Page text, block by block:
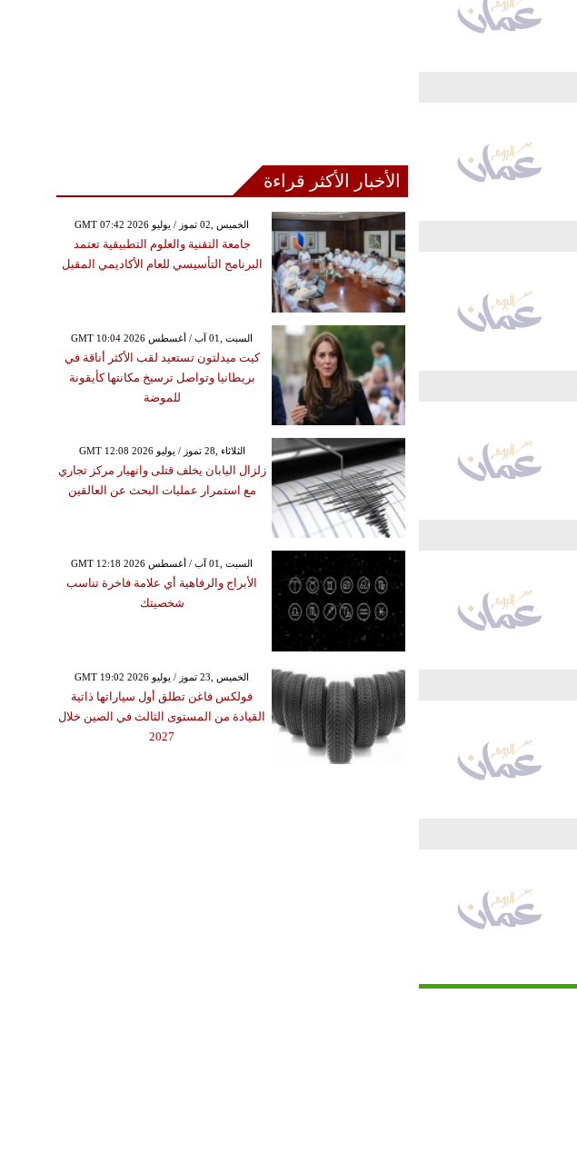
الأخبار الأكثر قراءة
GMT 07:42 2026 الخميس ,02 تموز / يوليو
جامعة التقنية والعلوم التطبيقية تعتمد
البرنامج التأسيسي للعام الأكاديمي المقبل
GMT 10:04 2026 السبت ,01 آب / أغسطس
كيت ميدلتون تستعيد لقب الأكثر أناقة في
بريطانيا وتواصل ترسيخ مكانتها كأيقونة
للموضة
GMT 12:08 2026 الثلاثاء ,28 تموز / يوليو
زلزال اليابان يخلف قتلى وانهيار مركز تجاري
مع استمرار عمليات البحث عن العالقين
GMT 12:18 2026 السبت ,01 آب / أغسطس
الأبراج والرفاهية أي علامة فاخرة تناسب
شخصيتك
GMT 19:02 2026 الخميس ,23 تموز / يوليو
فولكس فاغن تطلق أول سياراتها ذاتية
القيادة من المستوى الثالث في الصين خلال
2027